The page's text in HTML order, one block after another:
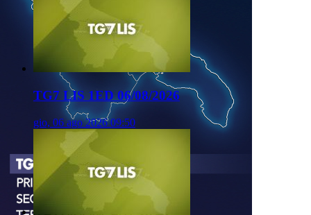
TG7 LIS 1ED 06/08/2026
gio, 06 ago 2026 09:50